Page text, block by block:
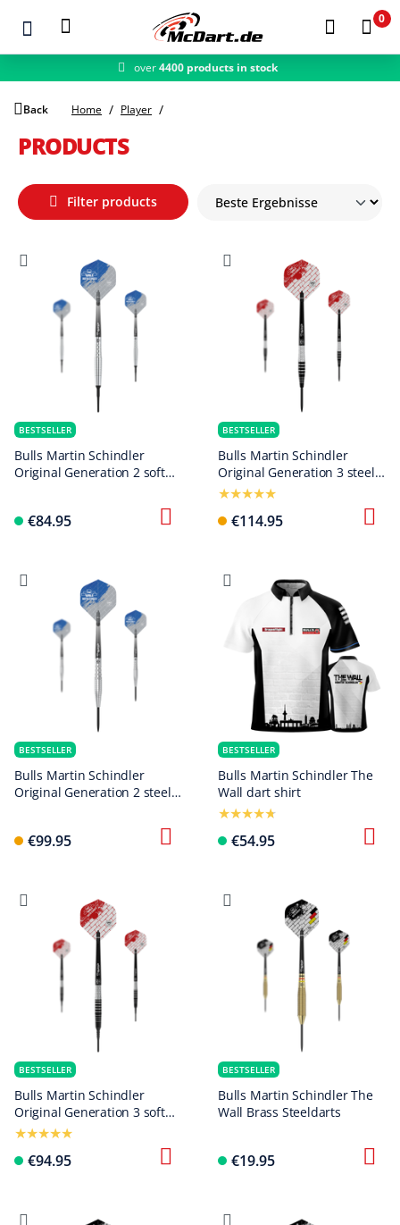
Zum Hauptinhalt springen
0
over 4400 products in stock
fast shipping
Back Home Player
PRODUCTS
Filter products
BESTSELLER
Bulls Martin Schindler
Original Generation 2 soft
€84.95
BESTSELLER
Bulls Martin Schindler
Original Generation 3 steel
darts
€114.95
BESTSELLER
Bulls Martin Schindler
Original Generation 2 steel
€99.95
BESTSELLER
Bulls Martin Schindler The
Wall dart shirt
€54.95
BESTSELLER
Bulls Martin Schindler
Original Generation 3 soft
darts
€94.95
BESTSELLER
Bulls Martin Schindler The
Wall Brass Steeldarts
€19.95